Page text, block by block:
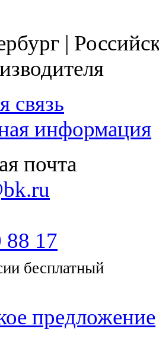
|
связь
информация
почта
88 17
бесплатный
предложение